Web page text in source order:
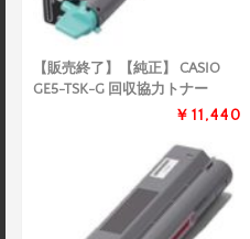
【販売終了】【純正】 CASIO
GE5-TSK-G 回収協力トナー
￥11,440